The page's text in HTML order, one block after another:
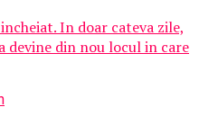
In doar cateva zile,
devine din nou locul in care